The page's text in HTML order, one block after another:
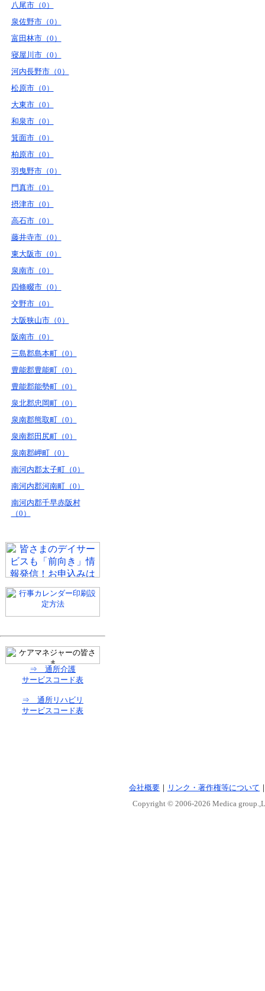
八尾市（0）
泉佐野市（0）
富田林市（0）
寝屋川市（0）
河内長野市（0）
松原市（0）
大東市（0）
和泉市（0）
箕面市（0）
柏原市（0）
羽曳野市（0）
門真市（0）
摂津市（0）
高石市（0）
藤井寺市（0）
東大阪市（0）
泉南市（0）
四條畷市（0）
交野市（0）
大阪狭山市（0）
阪南市（0）
三島郡島本町（0）
豊能郡豊能町（0）
豊能郡能勢町（0）
泉北郡忠岡町（0）
泉南郡熊取町（0）
泉南郡田尻町（0）
泉南郡岬町（0）
南河内郡太子町（0）
南河内郡河南町（0）
南河内郡千早赤阪村
（0）
⇒ 通所介護
サービスコード表
⇒ 通所リハビリ
サービスコード表
会社概要 ｜ リンク・著作権等について
Copyright © 2006-2026 Medica